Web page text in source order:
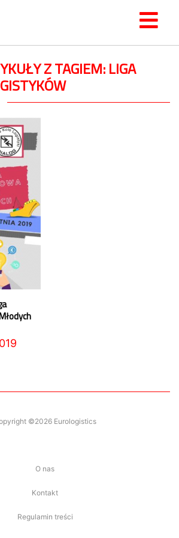
Z TAGIEM: LIGA
©2026 Eurologistics
O nas
Kontakt
Regulamin treści